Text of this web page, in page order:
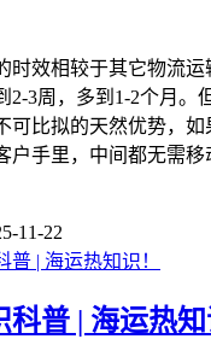
时效相较于其它物流运
2-3周，多到1-2个月。
可比拟的天然优势，如
户手里，中间都无需
11-22
普 | 海运热知